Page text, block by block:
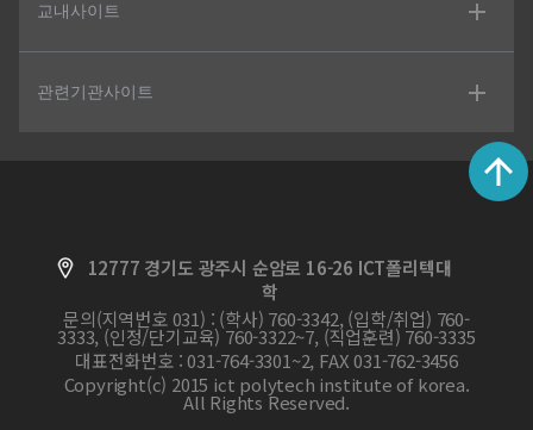
교내사이트
관련기관사이트
12777 경기도 광주시 순암로 16-26 ICT폴리텍대
학
문의(지역번호 031) : (학사) 760-3342, (입학/취업) 760-
3333, (인정/단기교육) 760-3322~7, (직업훈련) 760-3335
대표전화번호 : 031-764-3301~2, FAX 031-762-3456
Copyright(c) 2015 ict polytech institute of korea.
All Rights Reserved.